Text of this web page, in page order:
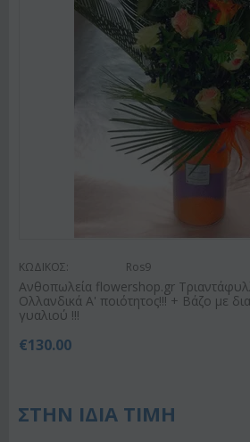
ΚΩΔΙΚΟΣ: Ros9
Ανθοπωλεία flowershop.gr
Ολλανδικά Α' ποιότητος!!! + Βάζο με
γυαλιού !!!
€130.00
ΣΤΗΝ ΙΔΙΑ ΤΙΜΗ